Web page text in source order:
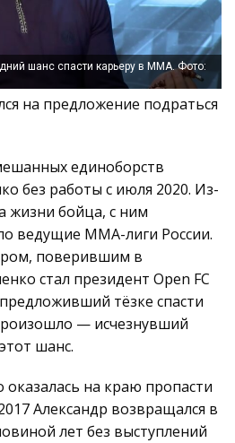
шанс спасти карьеру в ММА. Фото:
на предложение подраться
единоборств
без работы с июля 2020. Из-
жизни бойца, с ним
ведущие ММА-лиги России.
поверившим в
стал президент Open FC
тёзке спасти
— исчезнувший
шанс.
на краю пропасти
Александр возвращался в
лет без выступлений